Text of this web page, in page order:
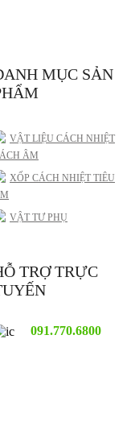
MỤC SẢN
VẬT LIỆU CÁCH NHIỆT
ÂM
XỐP CÁCH NHIỆT TIÊU
VẬT TƯ PHỤ
TRỢ TRỰC
091.770.6800